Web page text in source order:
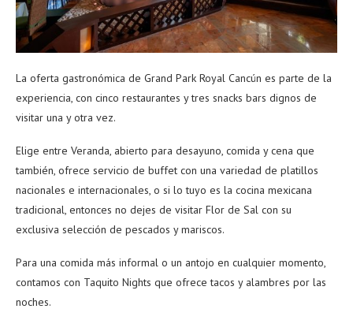
La oferta gastronómica de Grand Park Royal Cancún es parte de la
experiencia, con cinco restaurantes y tres snacks bars dignos de
visitar una y otra vez.
Elige entre Veranda, abierto para desayuno, comida y cena que
también, ofrece servicio de buffet con una variedad de platillos
nacionales e internacionales, o si lo tuyo es la cocina mexicana
tradicional, entonces no dejes de visitar Flor de Sal con su
exclusiva selección de pescados y mariscos.
Para una comida más informal o un antojo en cualquier momento,
contamos con Taquito Nights que ofrece tacos y alambres por las
noches.